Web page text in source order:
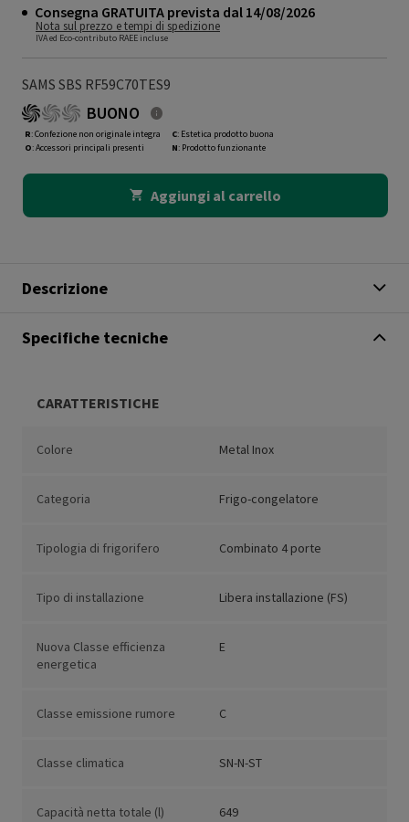
Consegna GRATUITA prevista dal 14/08/2026
Nota sul prezzo e tempi di spedizione
IVA ed Eco-contributo RAEE incluse
SAMS SBS RF59C70TES9
BUONO
R: Confezione non originale integra
O: Accessori principali presenti
C: Estetica prodotto buona
N: Prodotto funzionante
Aggiungi al carrello
Descrizione
Specifiche tecniche
CARATTERISTICHE
Colore Metal Inox
Categoria Frigo-congelatore
Tipologia di frigorifero Combinato 4 porte
Tipo di installazione Libera installazione (FS)
Nuova Classe efficienza
energetica
E
Classe emissione rumore C
Classe climatica SN-N-ST
Capacità netta totale (l) 649